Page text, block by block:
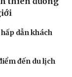
dẫn khách
đến du lịch